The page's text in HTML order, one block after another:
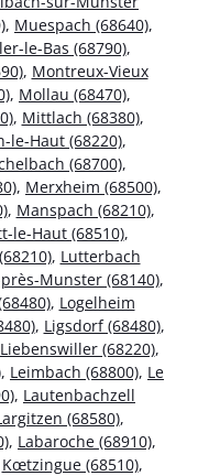
, Muespach (68640),
le-Bas (68790),
, Montreux-Vieux
, Mollau (68470),
, Mittlach (68380),
le-Haut (68220),
(68700),
, Merxheim (68500),
, Manspach (68210),
le-Haut (68510),
, Lutterbach
Munster (68140),
, Logelheim
, Ligsdorf (68480),
Liebenswiller (68220),
, Leimbach (68800), Le
, Lautenbachzell
(68580),
, Labaroche (68910),
Kœtzingue (68510),